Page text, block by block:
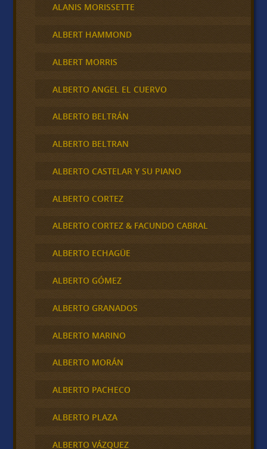
ALANIS MORISSETTE
ALBERT HAMMOND
ALBERT MORRIS
ALBERTO ANGEL EL CUERVO
ALBERTO BELTRÁN
ALBERTO BELTRAN
ALBERTO CASTELAR Y SU PIANO
ALBERTO CORTEZ
ALBERTO CORTEZ & FACUNDO CABRAL
ALBERTO ECHAGÜE
ALBERTO GÓMEZ
ALBERTO GRANADOS
ALBERTO MARINO
ALBERTO MORÁN
ALBERTO PACHECO
ALBERTO PLAZA
ALBERTO VÁZQUEZ